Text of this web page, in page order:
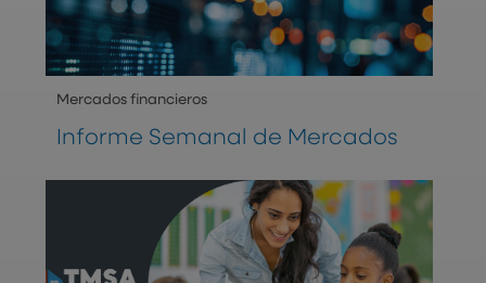
Mercados financieros
Informe Semanal de Mercados